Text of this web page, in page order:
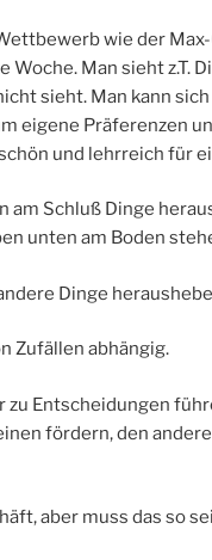
wie der
Man sieht z.T.
sieht. Man kann
eigene Präferenzen
und lehrreich für
am Schluß Dinge
unten am Boden
Dinge
Zufällen abhängig.
zu Entscheidungen
fördern, den
aber muss das so